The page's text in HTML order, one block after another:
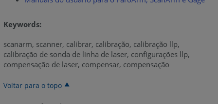
Keywords:
scanarm, scanner, calibrar, calibração, calibração llp,
calibração de sonda de linha de laser, configurações llp,
compensação de laser, compensar, compensação
Voltar para o topo